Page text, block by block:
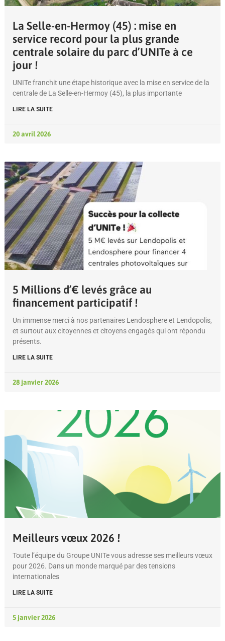
La Selle-en-Hermoy (45) : mise en
service record pour la plus grande
centrale solaire du parc d’UNITe à ce
jour !
UNITe franchit une étape historique avec la mise en service de la
centrale de La Selle-en-Hermoy (45), la plus importante
LIRE LA SUITE
20 avril 2026
5 Millions d’€ levés grâce au
financement participatif !
Un immense merci à nos partenaires Lendosphere et Lendopolis,
et surtout aux citoyennes et citoyens engagés qui ont répondu
présents.
LIRE LA SUITE
28 janvier 2026
Meilleurs vœux 2026 !
Toute l’équipe du Groupe UNITe vous adresse ses meilleurs vœux
pour 2026. Dans un monde marqué par des tensions
internationales
LIRE LA SUITE
5 janvier 2026